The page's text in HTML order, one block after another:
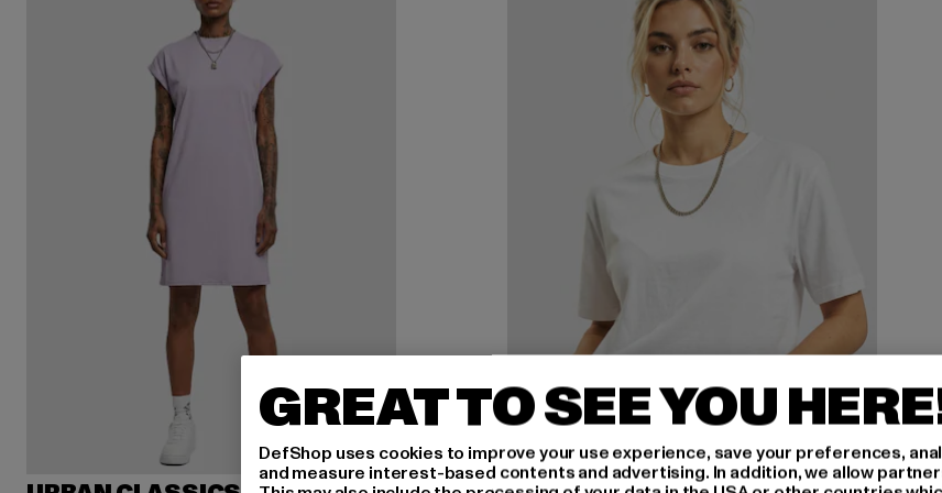
GREAT TO SEE YOU
DefShop uses cookies to improve your use experience, save your preferences,
and measure interest-based contents and advertising. In addition, we allow